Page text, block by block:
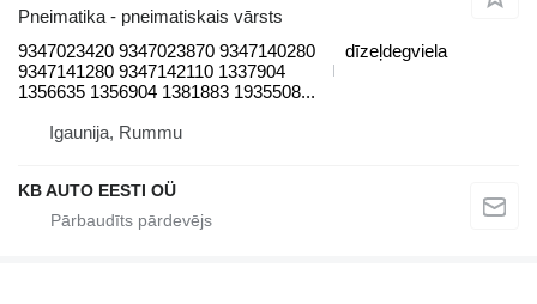
Pneimatika - pneimatiskais vārsts
9347023420 9347023870 9347140280
9347141280 9347142110 1337904
1356635 1356904 1381883 1935508...
dīzeļdegviela
Igaunija, Rummu
KB AUTO EESTI OÜ